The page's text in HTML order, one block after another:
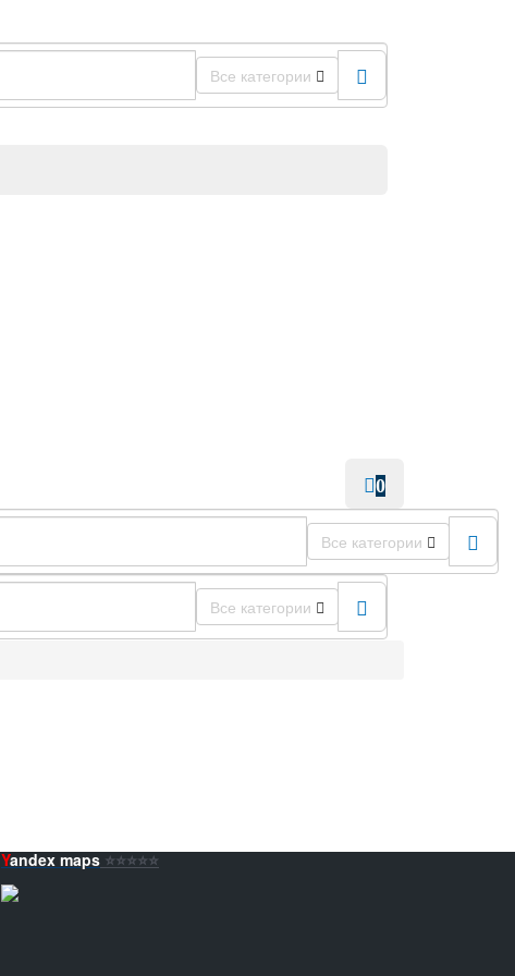
Все категории
0
Все категории
Все категории
Yandex maps ⭐️⭐️⭐️⭐️⭐️